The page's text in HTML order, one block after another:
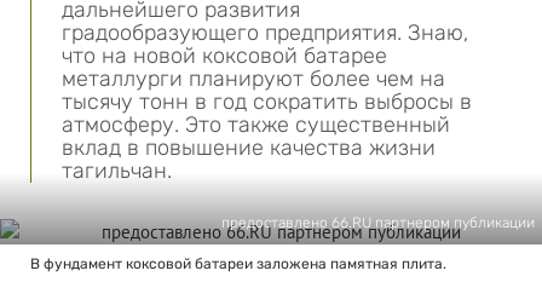
дальнейшего развития
градообразующего предприятия. Знаю,
что на новой коксовой батарее
металлурги планируют более чем на
тысячу тонн в год сократить выбросы в
атмосферу. Это также существенный
вклад в повышение качества жизни
тагильчан.
предоставлено 66.RU партнером публикации
В фундамент коксовой батареи заложена памятная плита.